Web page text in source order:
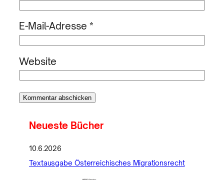
E-Mail-Adresse *
Website
Neueste Bücher
10.6.2026
Textausgabe Österreichisches Migrationsrecht